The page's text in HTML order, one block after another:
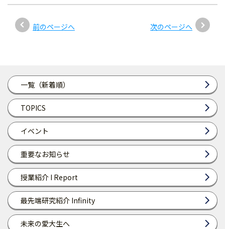
一覧（新着順）
TOPICS
イベント
重要なお知らせ
授業紹介 I Report
最先端研究紹介 Infinity
未来の愛大生へ
前のページへ 次のページへ